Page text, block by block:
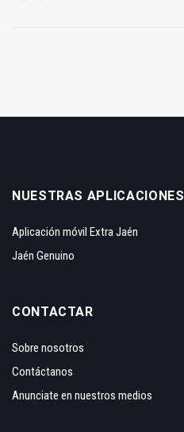
NUESTRAS APLICACIONES
Aplicación móvil Extra Jaén
Jaén Genuino
CONTACTAR
Sobre nosotros
Contáctanos
Anunciate en nuestros medios